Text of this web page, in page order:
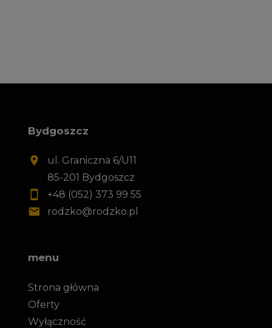
Bydgoszcz
ul. Graniczna 6/U11
85-201 Bydgoszcz
+48 (052) 373 99 55
rodzko@rodzko.pl
menu
Strona główna
Oferty
Wyłączność